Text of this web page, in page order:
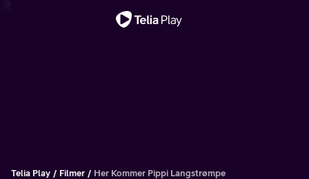
Telia Play Filmer Her Kommer Pippi Langstrømpe